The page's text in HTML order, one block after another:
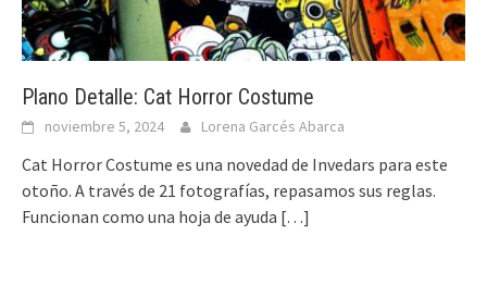
Plano Detalle: Cat Horror Costume
noviembre 5, 2024 Lorena Garcés Abarca
Cat Horror Costume es una novedad de Invedars para este
otoño. A través de 21 fotografías, repasamos sus reglas.
Funcionan como una hoja de ayuda […]